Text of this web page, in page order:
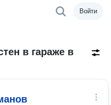
Войти
в гараже в